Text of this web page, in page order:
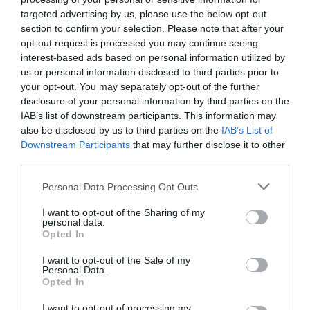
targeted advertising by us, please use the below opt-out
section to confirm your selection. Please note that after your
opt-out request is processed you may continue seeing
interest-based ads based on personal information utilized by
us or personal information disclosed to third parties prior to
your opt-out. You may separately opt-out of the further
disclosure of your personal information by third parties on the
IAB’s list of downstream participants. This information may
also be disclosed by us to third parties on the IAB’s List of
Downstream Participants that may further disclose it to other
Personal Data Processing Opt Outs
I want to opt-out of the Sharing of my
personal data.
Opted In
I want to opt-out of the Sale of my
Personal Data.
Opted In